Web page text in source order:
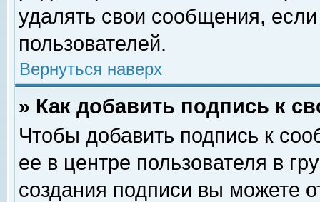
удалять свои сообщения,
пользователей.
Вернуться наверх
» Как добавить подпись к
Чтобы добавить подпись к
ее в центре пользователя в
создания подписи вы можете